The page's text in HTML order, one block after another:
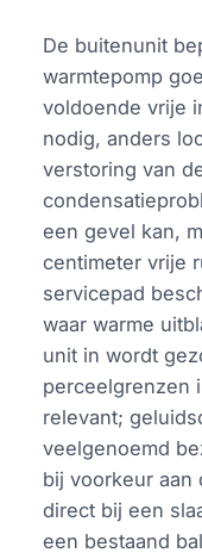
De buitenunit
warmtepomp
voldoende vrije
nodig, anders
verstoring van
een gevel kan,
centimeter vrije
servicepad
waar warme
unit in wordt
perceelgrenzen
relevant;
veelgenoemd
bij voorkeur aan
direct bij een
een bestaand